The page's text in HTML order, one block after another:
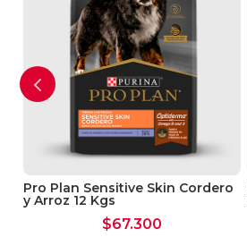
Pro Plan Sensitive Skin Cordero
y Arroz 12 Kgs
$67.300